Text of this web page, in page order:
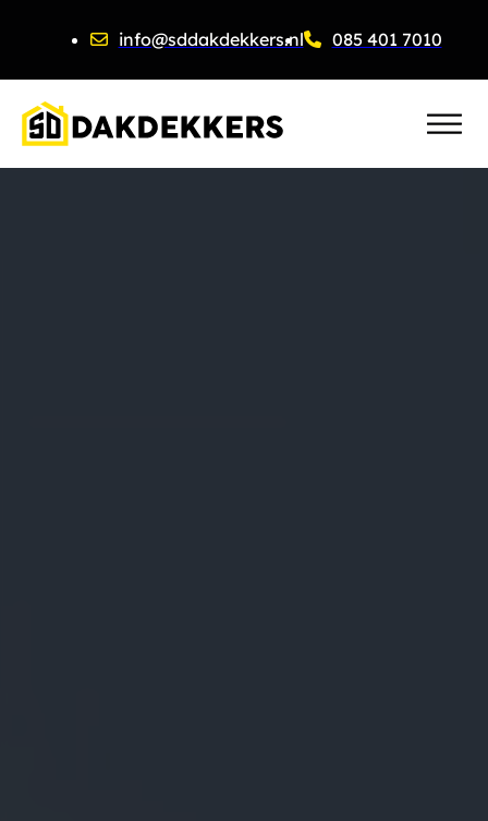
info@sddakdekkers.nl 085 401 7010